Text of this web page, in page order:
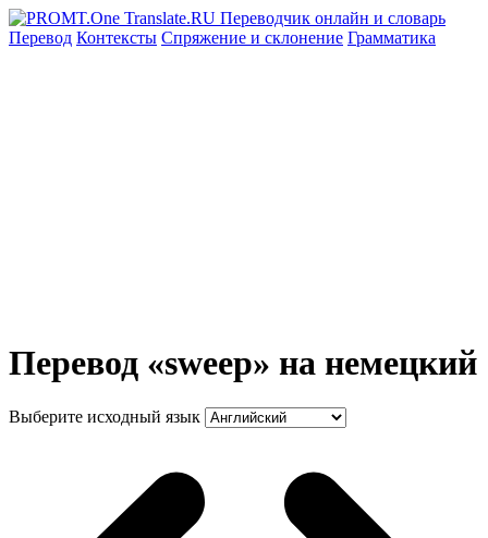
Перевод Контексты Спряжение и склонение Грамматика
Перевод «sweep» на немецкий
Выберите исходный язык